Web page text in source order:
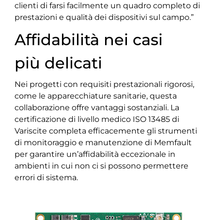
clienti di farsi facilmente un quadro completo di
prestazioni e qualità dei dispositivi sul campo.”
Affidabilità nei casi
più delicati
Nei progetti con requisiti prestazionali rigorosi,
come le apparecchiature sanitarie, questa
collaborazione offre vantaggi sostanziali. La
certificazione di livello medico ISO 13485 di
Variscite completa efficacemente gli strumenti
di monitoraggio e manutenzione di Memfault
per garantire un’affidabilità eccezionale in
ambienti in cui non ci si possono permettere
errori di sistema.